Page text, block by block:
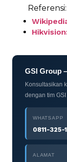
Referensi:
GSI Group
Konsultasikan
dengan tim
WHATSAPP
0811-325-
ALAMAT